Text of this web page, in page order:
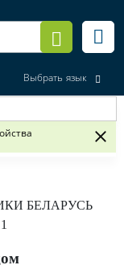
Выбрать язык
БЕЛАРУСЬ